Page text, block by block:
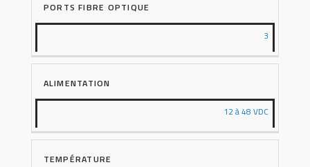
PORTS FIBRE OPTIQUE
3
ALIMENTATION
12 à 48 VDC
TEMPÉRATURE